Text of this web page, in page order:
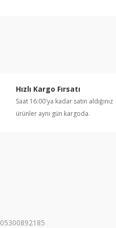
Ürün fiyatı diğer sitelerden daha
Hızlı Kargo Fırsatı
Saat 16:00'ya kadar satın aldığınız
ürünler aynı gün kargoda.
05300892185